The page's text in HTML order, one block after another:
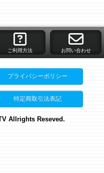
ご利用方法 お問い合わせ
プライバシーポリシー
特定商取引法表記
Allrights Reseved.